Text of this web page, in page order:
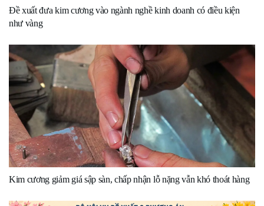
Đề xuất đưa kim cương vào ngành nghề kinh doanh có điều kiện
như vàng
Kim cương giảm giá sập sàn, chấp nhận lỗ nặng vẫn khó thoát hàng